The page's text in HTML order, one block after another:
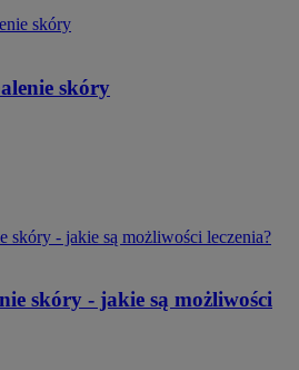
skóry
skóry - jakie są możliwości